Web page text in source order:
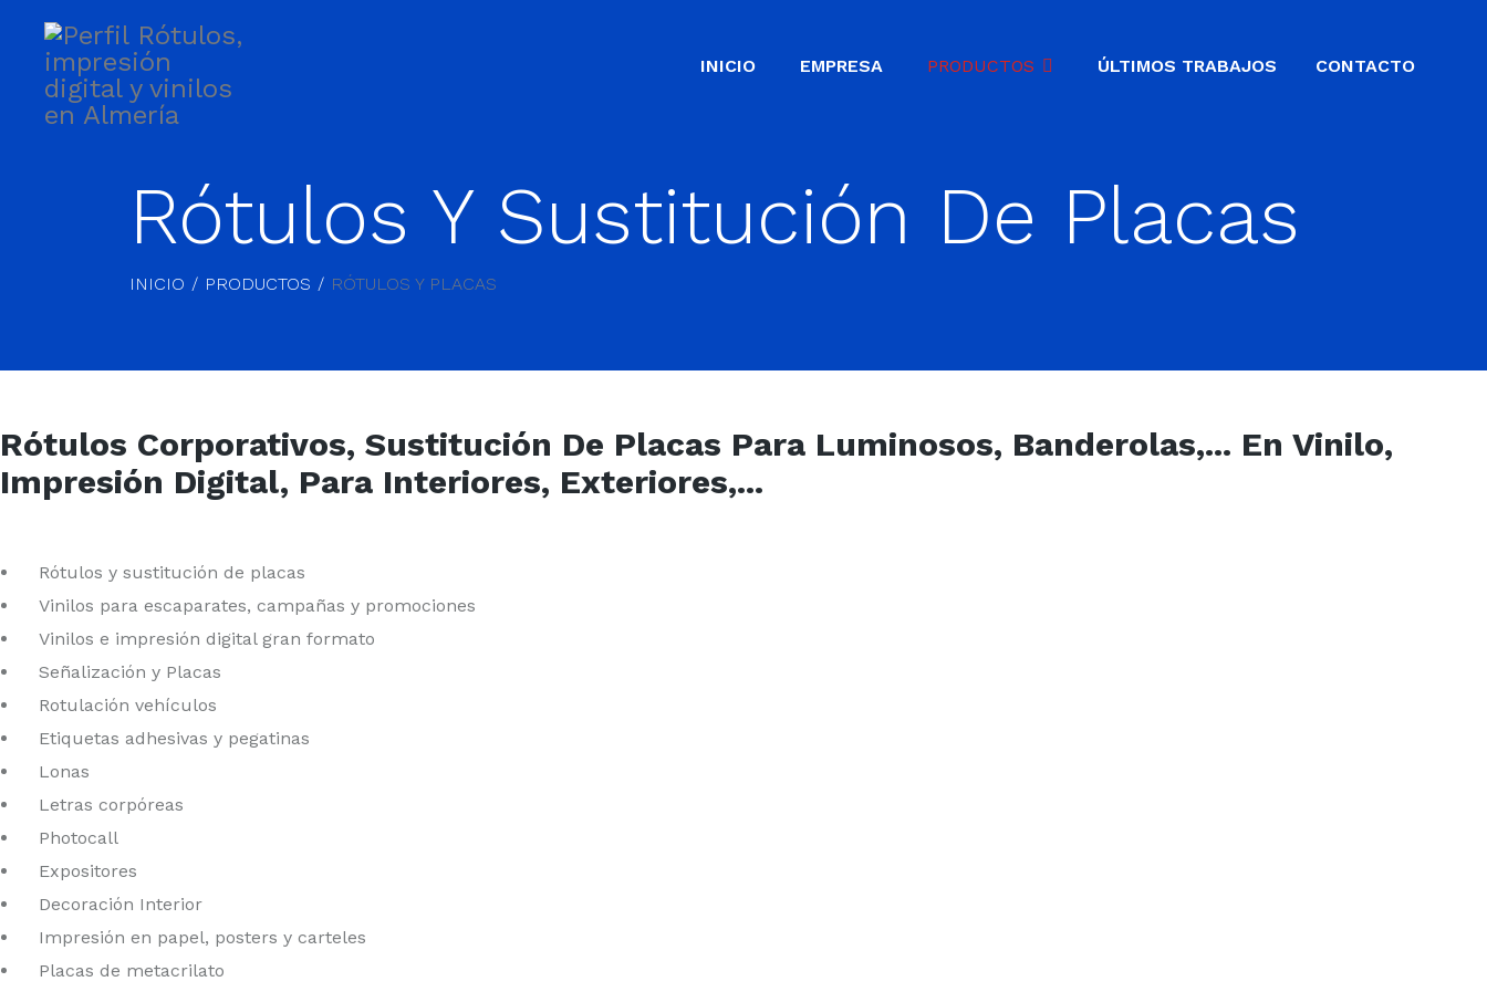
INICIO EMPRESA PRODUCTOS ÚLTIMOS TRABAJOS CONTACTO
Rótulos Y Sustitución De Placas
INICIO PRODUCTOS RÓTULOS Y PLACAS
Rótulos Corporativos, Sustitución De Placas Para Luminosos, Banderolas,... En Vinilo,
Impresión Digital, Para Interiores, Exteriores,...
Rótulos y sustitución de placas
Vinilos para escaparates, campañas y promociones
Vinilos e impresión digital gran formato
Señalización y Placas
Rotulación vehículos
Etiquetas adhesivas y pegatinas
Lonas
Letras corpóreas
Photocall
Expositores
Decoración Interior
Impresión en papel, posters y carteles
Placas de metacrilato